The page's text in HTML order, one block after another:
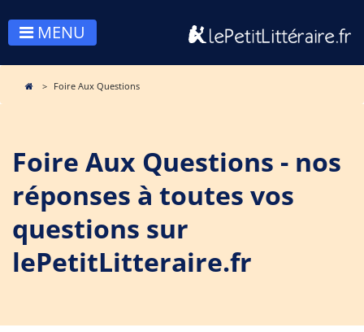
MENU
Foire Aux Questions
Foire Aux Questions - nos
réponses à toutes vos
questions sur
lePetitLitteraire.fr